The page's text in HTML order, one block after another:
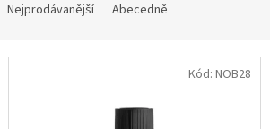
Nejprodávanější Abecedně
Kód: NOB28